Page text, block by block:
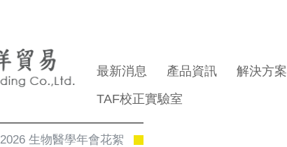
最新消息 產品資訊 解決方案
TAF校正實驗室
2026 生物醫學年會花絮